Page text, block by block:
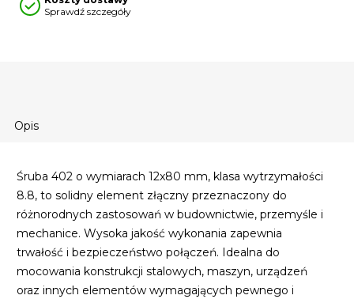
Opis
Śruba 402 o wymiarach 12x80 mm, klasa wytrzymałości
8.8, to solidny element złączny przeznaczony do
różnorodnych zastosowań w budownictwie, przemyśle i
mechanice. Wysoka jakość wykonania zapewnia
trwałość i bezpieczeństwo połączeń. Idealna do
mocowania konstrukcji stalowych, maszyn, urządzeń
oraz innych elementów wymagających pewnego i
Sprawdź szczegóły